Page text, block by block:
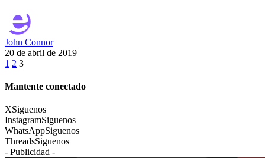
John Connor
20 de abril de 2019
1 2 3
Mantente conectado
XSiguenos
InstagramSiguenos
WhatsAppSiguenos
ThreadsSiguenos
- Publicidad -